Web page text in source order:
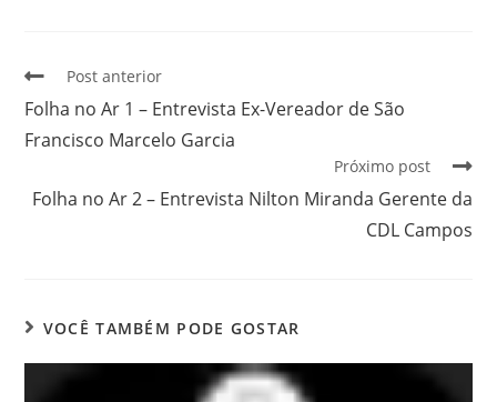
Post anterior
Folha no Ar 1 – Entrevista Ex-Vereador de São
Francisco Marcelo Garcia
Próximo post
Folha no Ar 2 – Entrevista Nilton Miranda Gerente da
CDL Campos
VOCÊ TAMBÉM PODE GOSTAR